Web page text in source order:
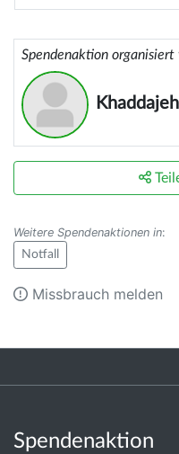
Spendenaktion organisiert
Weitere Spendenaktionen in:
Notfall
Missbrauch melden
Spendenaktion